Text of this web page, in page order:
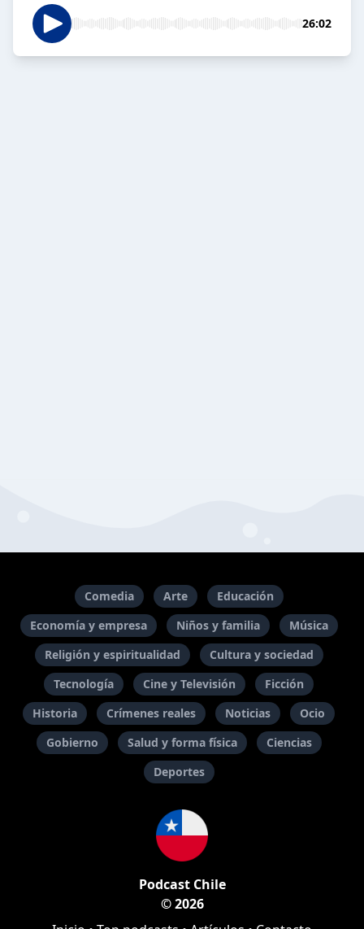
26:02
Comedia Arte
Educación
Economía y empresa
Niños y familia
Música
Religión y espiritualidad
Cultura y sociedad
Tecnología
Cine y Televisión
Ficción
Historia
Crímenes reales Noticias
Ocio
Gobierno
Salud y forma física
Ciencias
Deportes
Podcast Chile
© 2026